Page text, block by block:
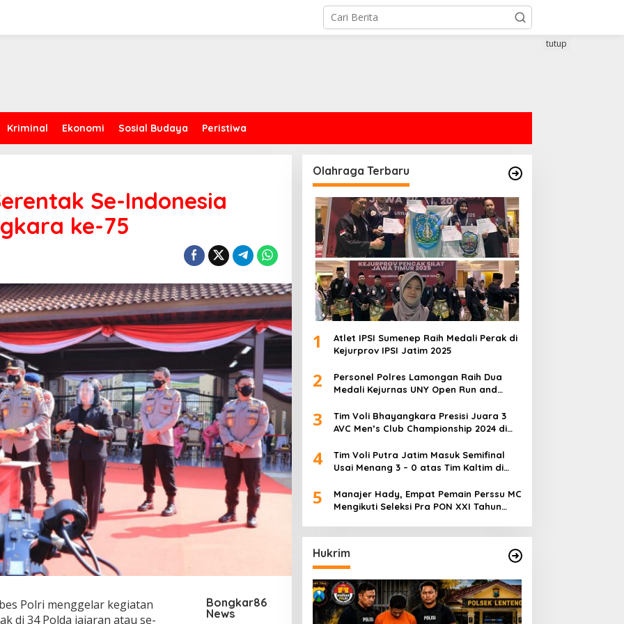
Kriminal Ekonomi Sosial Budaya Peristiwa
tutup
Se-Indonesia
ke-75
Polri menggelar kegiatan
di 34 Polda jajaran atau se-
Bongkar86
News
Olahraga Terbaru
1
Atlet IPSI Sumenep Raih Medali Perak di
Kejurprov IPSI Jatim 2025
2
Personel Polres Lamongan Raih Dua
Medali Kejurnas UNY Open Run and
3
Tim Voli Bhayangkara Presisi Juara 3
AVC Men’s Club Championship 2024 di
4
Tim Voli Putra Jatim Masuk Semifinal
Usai Menang 3 – 0 atas Tim Kaltim di
5
Manajer Hady, Empat Pemain Perssu MC
Mengikuti Seleksi Pra PON XXI Tahun
Hukrim